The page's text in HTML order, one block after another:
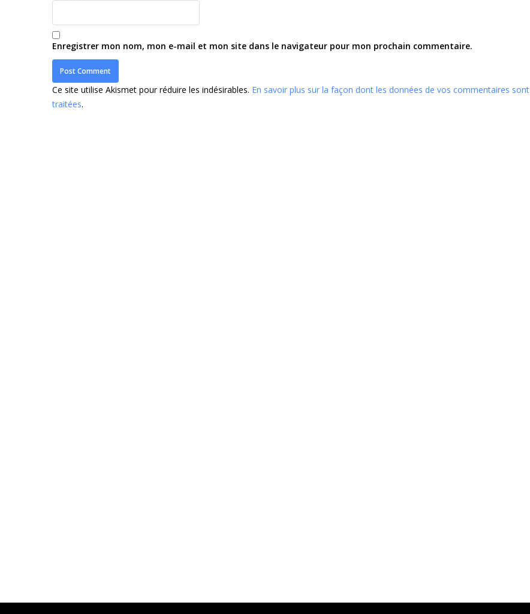
Enregistrer mon nom, mon e-mail et mon site dans le navigateur pour mon prochain commentaire.
Ce site utilise Akismet pour réduire les indésirables. En savoir plus sur la façon dont les données de vos commentaires sont
traitées.